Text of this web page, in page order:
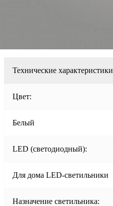
Технические характеристики
Цвет:
Белый
LED (светодиодный):
Для дома LED-светильники
Назначение светильника: